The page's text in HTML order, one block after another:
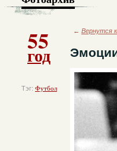
55
год
Тэг: Футбол
← Вернутся